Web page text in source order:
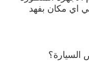
اي مكان بفهد